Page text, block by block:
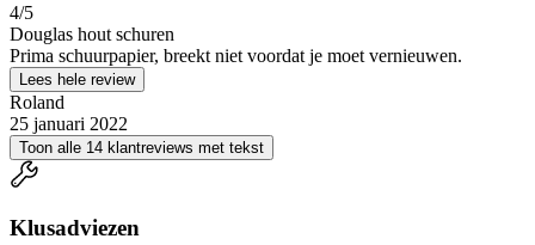
4/5
Douglas hout schuren
Prima schuurpapier, breekt niet voordat je moet vernieuwen.
Lees hele review
Roland
25 januari 2022
Toon alle 14 klantreviews met tekst
Klusadviezen